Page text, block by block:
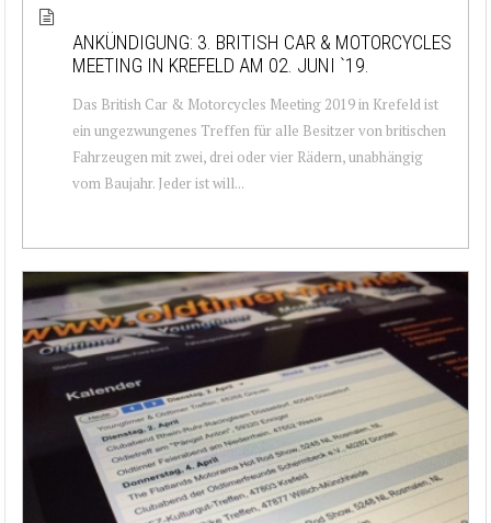
ANKÜNDIGUNG: 3. BRITISH CAR & MOTORCYCLES
MEETING IN KREFELD AM 02. JUNI `19.
Das British Car & Motorcycles Meeting 2019 in Krefeld ist
ein ungezwungenes Treffen für alle Besitzer von britischen
Fahrzeugen mit zwei, drei oder vier Rädern, unabhängig
vom Baujahr. Jeder ist will...